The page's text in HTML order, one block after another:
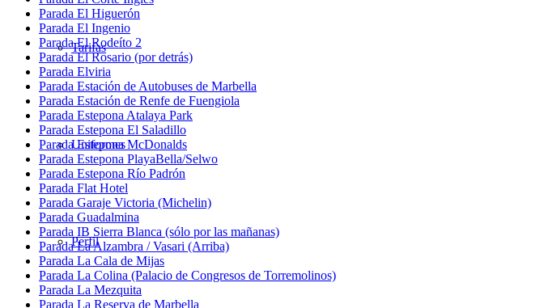
Tarifas
Uniformes
Perfil
Parada El Higuerón
Parada El Ingenio
Parada El Rodeíto 2
Parada El Rosario (por detrás)
Parada Elviria
Parada Estación de Autobuses de Marbella
Parada Estación de Renfe de Fuengiola
Parada Estepona Atalaya Park
Parada Estepona El Saladillo
Parada Estepona McDonalds
Parada Estepona PlayaBella/Selwo
Parada Estepona Río Padrón
Parada Flat Hotel
Parada Garaje Victoria (Michelin)
Parada Guadalmina
Parada IB Sierra Blanca (sólo por las mañanas)
Parada La Alzambra / Vasari (Arriba)
Parada La Cala de Mijas
Parada La Colina (Palacio de Congresos de Torremolinos)
Parada La Mezquita
Parada La Reserva de Marbella